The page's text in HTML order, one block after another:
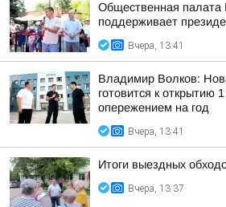
Общественная
поддерживает
Вчера, 13:41
Владимир Волков:
готовится к открытию
опережением на год
Вчера, 13:41
Итоги выездных
Вчера, 13:37